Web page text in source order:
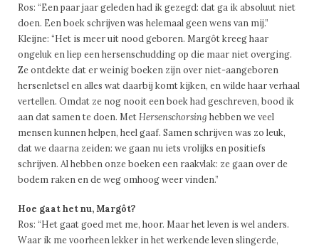
Ros: “Een paar jaar geleden had ik gezegd: dat ga ik absoluut niet
doen. Een boek schrijven was helemaal geen wens van mij.”
Kleijne: “Het is meer uit nood geboren. Margôt kreeg haar
ongeluk en liep een hersenschudding op die maar niet overging.
Ze ontdekte dat er weinig boeken zijn over niet-aangeboren
hersenletsel en alles wat daarbij komt kijken, en wilde haar verhaal
vertellen. Omdat ze nog nooit een boek had geschreven, bood ik
aan dat samen te doen. MetHersenschorsing hebben we veel
mensen kunnen helpen, heel gaaf. Samen schrijven was zo leuk,
dat we daarna zeiden: we gaan nu iets vrolijks en positiefs
schrijven. Al hebben onze boeken een raakvlak: ze gaan over de
bodem raken en de weg omhoog weer vinden.”
Hoe gaat het nu, Margôt?
Ros: “Het gaat goed met me, hoor. Maar het leven is wel anders.
Waar ik me voorheen lekker in het werkende leven slingerde,